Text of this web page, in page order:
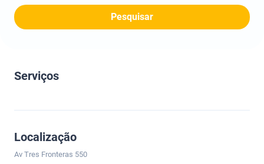
Pesquisar
Serviços
Localização
Av Tres Fronteras 550